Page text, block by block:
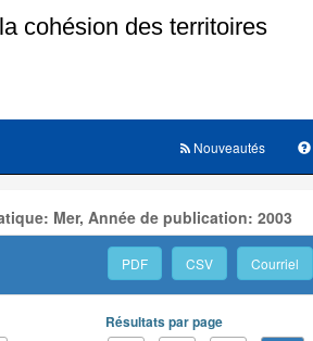
Nouveautés
Mer, Année de publication: 2003
PDF CSV Courriel
Résultats par page